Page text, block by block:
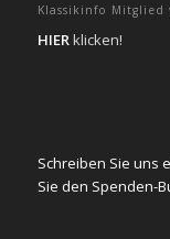
Klassikinfo Mitglied
HIERklicken!
Schreiben Sie uns
Sie den Spenden-